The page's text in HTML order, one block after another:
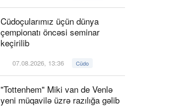
Cüdoçularımız üçün dünya
çempionatı öncəsi seminar
keçirilib
07.08.2026, 13:36 Cüdo
"Tottenhem" Miki van de Venlə
yeni müqavilə üzrə razılığa gəlib